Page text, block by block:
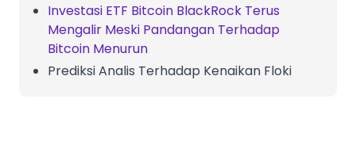
Investasi ETF Bitcoin BlackRock Terus
Mengalir Meski Pandangan Terhadap
Bitcoin Menurun
Prediksi Analis Terhadap Kenaikan Floki